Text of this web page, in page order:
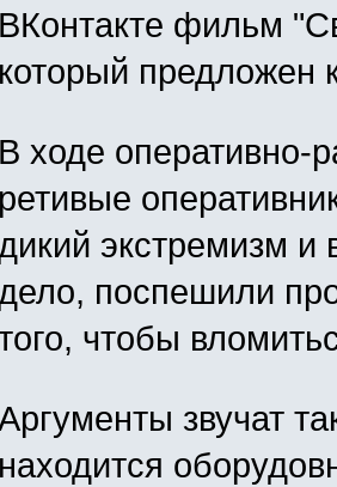
ВКонтакте фильм
который предложен
В ходе оперативно-
ретивые
экстремизм и
поспешили
чтобы
звучат
находится